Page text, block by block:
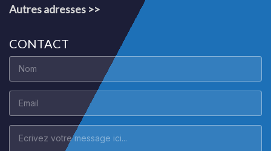
Autres adresses >>
CONTACT